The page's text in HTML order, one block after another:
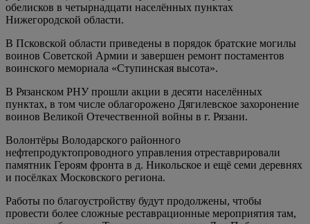
обелисков в четырнадцати населённых пунктах
Нижегородской области.
В Псковской области приведены в порядок братские могилы
воинов Советской Армии и завершен ремонт постаментов
воинского мемориала «Ступинская высота».
В Рязанском РНУ прошли акции в десяти населённых
пунктах, в том числе облагорожено Дягилевское захоронение
воинов Великой Отечественной войны в г. Рязани.
Волонтёры Володарского районного
нефтепродуктопроводного управления отреставрировали
памятник Героям фронта в д. Никольское и ещё семи деревнях
и посёлках Московского региона.
Работы по благоустройству будут продолжены, чтобы
провести более сложные реставрационные мероприятия там,